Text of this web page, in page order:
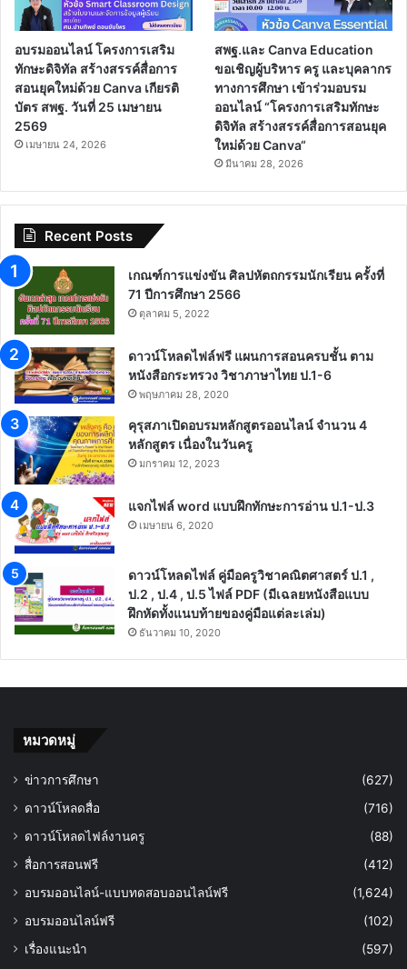
อบรมออนไลน์ โครงการเสริม
ทักษะดิจิทัล สร้างสรรค์สื่อการ
สอนยุคใหม่ด้วย Canva เกียรติ
บัตร สพฐ. วันที่ 25 เมษายน
2569
เมษายน 24, 2026
สพฐ.และ Canva Education
ขอเชิญผู้บริหาร ครู และบุคลากร
ทางการศึกษา เข้าร่วมอบรม
ออนไลน์ “โครงการเสริมทักษะ
ดิจิทัล สร้างสรรค์สื่อการสอนยุค
ใหม่ด้วย Canva“
มีนาคม 28, 2026
Recent Posts
เกณฑ์การแข่งขัน ศิลปหัตถกรรมนักเรียน ครั้งที่
71 ปีการศึกษา 2566
ตุลาคม 5, 2022
ดาวน์โหลดไฟล์ฟรี แผนการสอนครบชั้น ตาม
หนังสือกระทรวง วิชาภาษาไทย ป.1-6
พฤษภาคม 28, 2020
คุรุสภาเปิดอบรมหลักสูตรออนไลน์ จำนวน 4
หลักสูตร เนื่องในวันครู
มกราคม 12, 2023
แจกไฟล์ word แบบฝึกทักษะการอ่าน ป.1-ป.3
เมษายน 6, 2020
ดาวน์โหลดไฟล์ คู่มือครูวิชาคณิตศาสตร์ ป.1 ,
ป.2 , ป.4 , ป.5 ไฟล์ PDF (มีเฉลยหนังสือแบบ
ฝึกหัดทั้งแนบท้ายของคู่มือแต่ละเล่ม)
ธันวาคม 10, 2020
หมวดหมู่
ข่าวการศึกษา
(627)
ดาวน์โหลดสื่อ
(716)
ดาวน์โหลดไฟล์งานครู
(88)
สื่อการสอนฟรี
(412)
อบรมออนไลน์-แบบทดสอบออนไลน์ฟรี
(1,624)
อบรมออนไลน์ฟรี
(102)
เรื่องแนะนำ
(597)